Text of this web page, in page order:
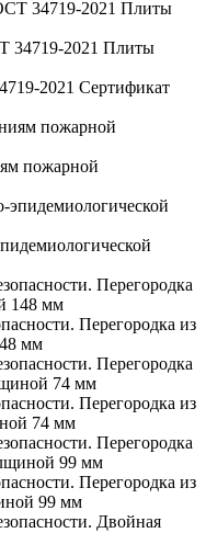
34719-2021 Плиты
Сертификат
пожарной
Перегородка из
мм
Перегородка из
74 мм
Перегородка из
99 мм